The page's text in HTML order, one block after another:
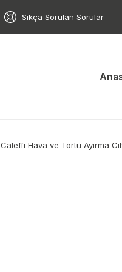
Sıkça Sorulan Sorular
Caleffi Hava ve Tortu Ayırma